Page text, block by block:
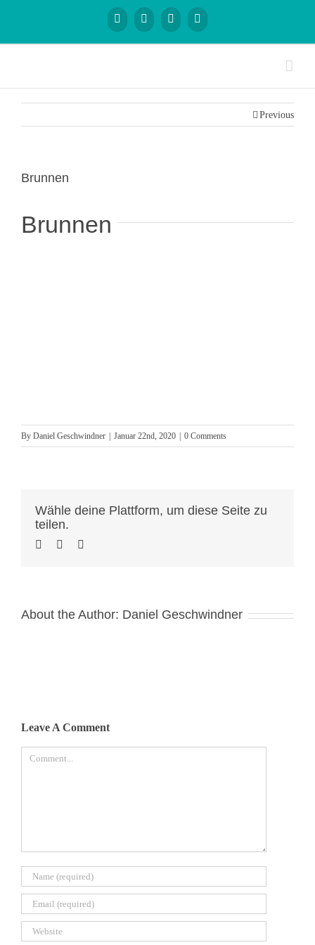
Previous
Brunnen
Brunnen
By Daniel Geschwindner Januar 22nd, 2020 0 Comments
Wähle deine Plattform, um diese Seite zu
teilen.
About the Author: Daniel Geschwindner
Leave A Comment